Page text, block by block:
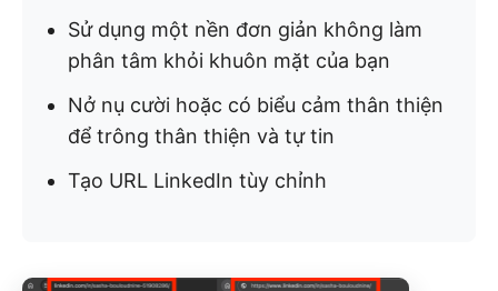
Sử dụng một nền đơn giản không làm
phân tâm khỏi khuôn mặt của bạn
Nở nụ cười hoặc có biểu cảm thân thiện
để trông thân thiện và tự tin
Tạo URL LinkedIn tùy chỉnh